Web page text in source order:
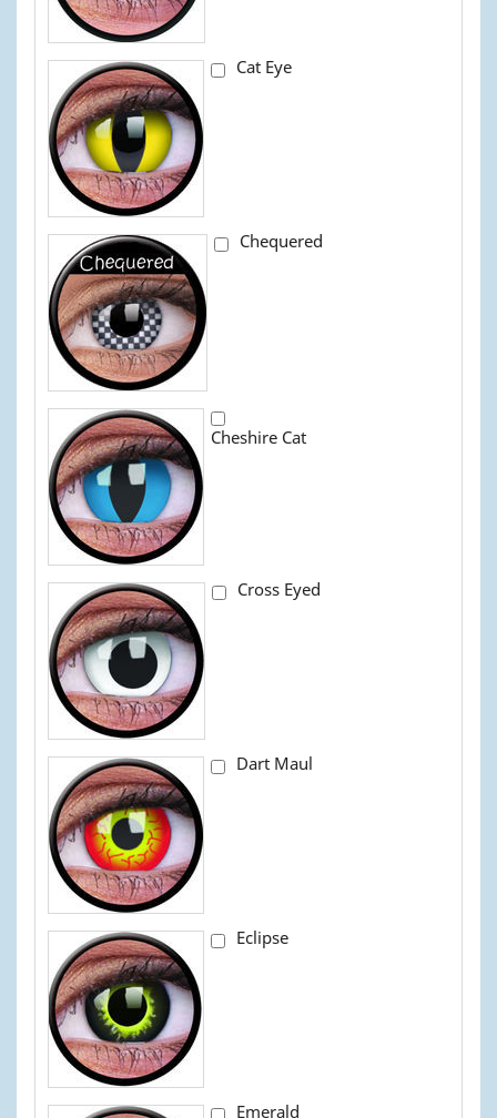
Cat Eye
Chequered
Cheshire Cat
Cross Eyed
Dart Maul
Eclipse
Emerald